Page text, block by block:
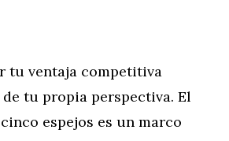
tu ventaja competitiva
tu propia perspectiva. El
espejos es un marco